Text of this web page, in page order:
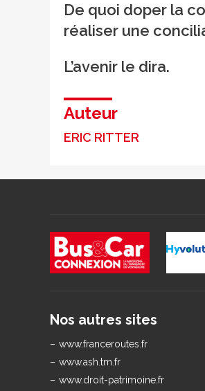
De quoi doper la
réaliser une
L’avenir le dira.
Auteur
ERIC RITTER
Nos autres sites
www.franceroutes.fr
www.ash.tm.fr
www.droit-patrimoine.fr